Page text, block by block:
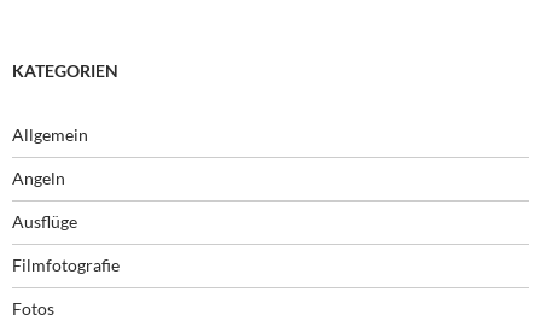
KATEGORIEN
Allgemein
Angeln
Ausflüge
Filmfotografie
Fotos